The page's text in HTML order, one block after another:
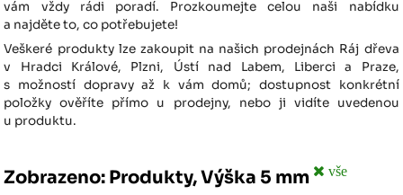
vám vždy rádi poradí. Prozkoumejte celou naši nabídku
a najděte to, co potřebujete!
Veškeré produkty lze zakoupit na našich prodejnách Ráj dřeva
v Hradci Králové, Plzni, Ústí nad Labem, Liberci a Praze,
s možností dopravy až k vám domů; dostupnost konkrétní
položky ověříte přímo u prodejny, nebo ji vidíte uvedenou
u produktu.
Zobrazeno: Produkty, Výška 5 mm vše